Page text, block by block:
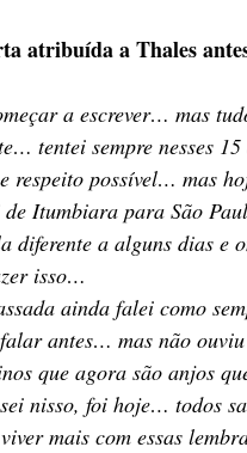
atribuída a Thales
a escrever… mas
tentei sempre nesses
respeito possível… mas
de Itumbiara para São
a alguns dias e
isso…
ainda falei como
antes… mas não
que agora são anjos
nisso, foi hoje… todos
mais com essas